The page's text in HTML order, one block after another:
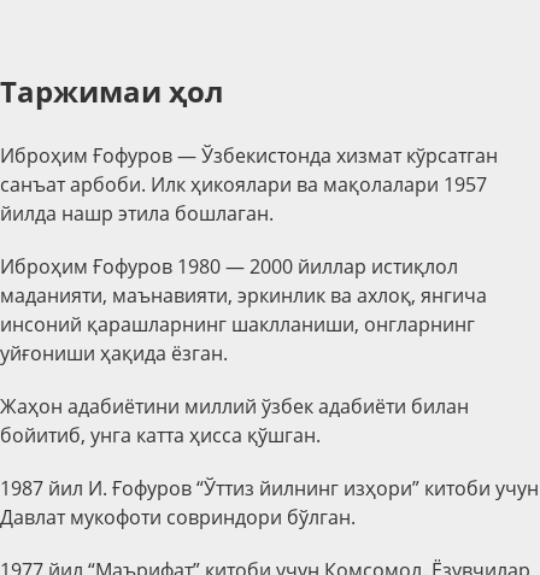
Таржимаи ҳол
Иброҳим Ғофуров — Ўзбекистонда хизмат кўрсатган
санъат арбоби. Илк ҳикоялари ва мақолалари 1957
йилда нашр этила бошлаган.
Иброҳим Ғофуров 1980 — 2000 йиллар истиқлол
маданияти, маънавияти, эркинлик ва ахлоқ, янгича
инсоний қарашларнинг шаклланиши, онгларнинг
уйғониши ҳақида ёзган.
Жаҳон адабиётини миллий ўзбек адабиёти билан
бойитиб, унга катта ҳисса қўшган.
1987 йил И. Ғофуров “Ўттиз йилнинг изҳори” китоби учун
Давлат мукофоти совриндори бўлган.